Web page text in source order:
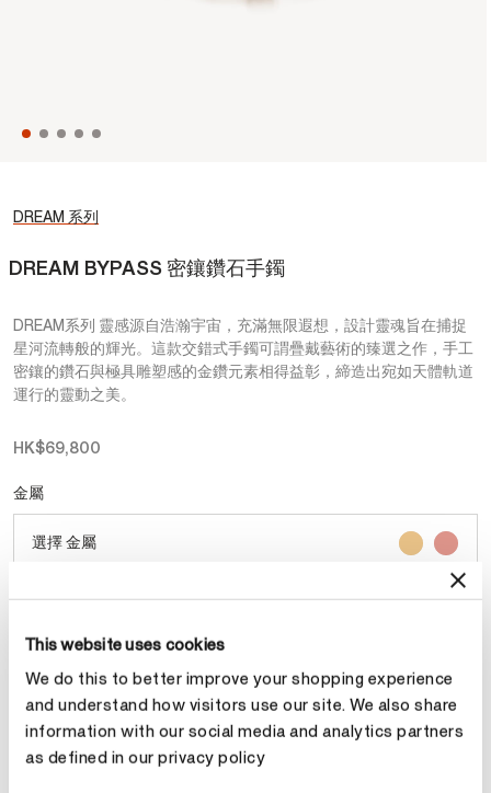
This website uses cookies
We do this to better improve your shopping experience
and understand how visitors use our site. We also share
information with our social media and analytics partners
as defined in our privacy policy
DREAM 系列
DREAM BYPASS 密鑲鑽石手鐲
DREAM系列 靈感源自浩瀚宇宙，充滿無限遐想，設計靈魂旨在捕捉
星河流轉般的輝光。這款交錯式手鐲可謂疊戴藝術的臻選之作，手工
密鑲的鑽石與極具雕塑感的金鑽元素相得益彰，締造出宛如天體軌道
運行的靈動之美。
HK$69,800
金屬
選擇 金屬
預約